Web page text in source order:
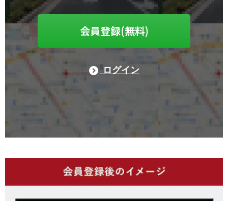
会員登録(無料)
ログイン